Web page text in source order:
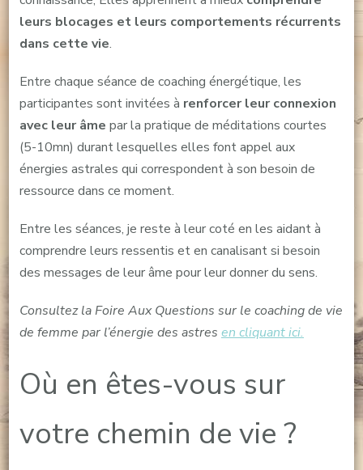
leurs blocages et leurs comportements récurrents
dans cette vie.
Entre chaque séance de coaching énergétique, les
participantes sont invitées à renforcer leur connexion
avec leur âme par la pratique de méditations courtes
(5-10mn) durant lesquelles elles font appel aux
énergies astrales qui correspondent à son besoin de
ressource dans ce moment.
Entre les séances, je reste à leur coté en les aidant à
comprendre leurs ressentis et en canalisant si besoin
des messages de leur âme pour leur donner du sens.
Consultez la Foire Aux Questions sur le coaching de vie
de femme par l’énergie des astres en cliquant ici.
Où en êtes-vous sur
votre chemin de vie ?